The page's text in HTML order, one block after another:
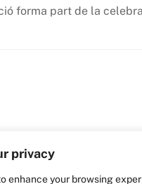
privacy
enhance your browsing
forma part de la